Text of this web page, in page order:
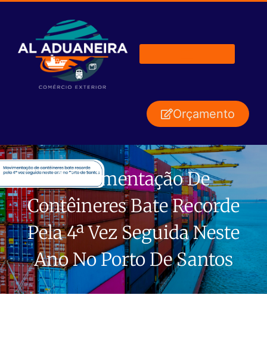
Orçamento
Movimentação De
Contêineres Bate Recorde
Pela 4ª Vez Seguida Neste
Ano No Porto De Santos